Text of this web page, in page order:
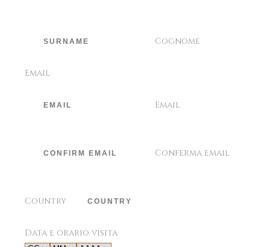
Cognome
Email
Email
Conferma email
Country
Data e orario visita